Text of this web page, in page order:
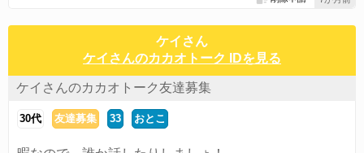
ケイさん
ケイさんのカカオトーク IDを見る
ケイさんのカカオトーク友達募集
30代 友達募集 33 おとこ